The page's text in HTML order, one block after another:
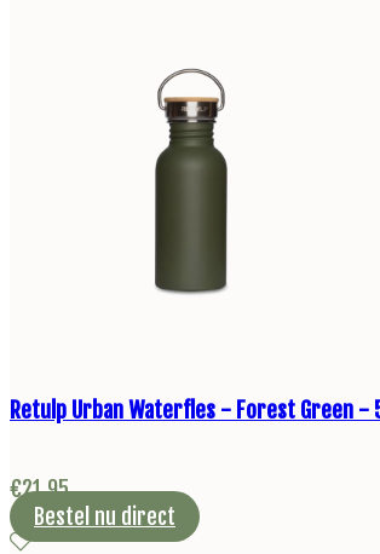
Retulp Urban Waterfles - Forest Green -
€21,95
Bestel nu direct